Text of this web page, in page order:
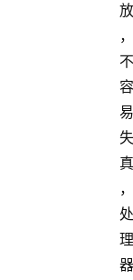
放
，
不
容
易
失
真
，
处
理
器